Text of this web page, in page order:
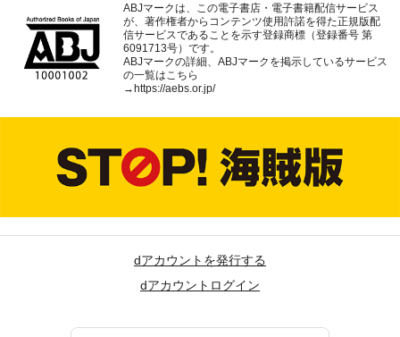
ABJマークは、この電子書店・電子書籍配信サービス
が、著作権者からコンテンツ使用許諾を得た正規版配
信サービスであることを示す登録商標（登録番号 第
6091713号）です。
ABJマークの詳細、ABJマークを掲示しているサービス
の一覧はこちら
→https://aebs.or.jp/
dアカウントを発行する
dアカウントログイン